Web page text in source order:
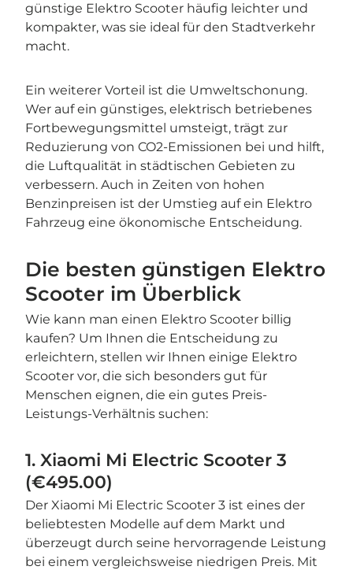
günstige Elektro Scooter häufig leichter und
kompakter, was sie ideal für den Stadtverkehr
macht.
Ein weiterer Vorteil ist die Umweltschonung.
Wer auf ein günstiges, elektrisch betriebenes
Fortbewegungsmittel umsteigt, trägt zur
Reduzierung von CO2-Emissionen bei und hilft,
die Luftqualität in städtischen Gebieten zu
verbessern. Auch in Zeiten von hohen
Benzinpreisen ist der Umstieg auf ein Elektro
Fahrzeug eine ökonomische Entscheidung.
Die besten günstigen Elektro
Scooter im Überblick
Wie kann man einen Elektro Scooter billig
kaufen? Um Ihnen die Entscheidung zu
erleichtern, stellen wir Ihnen einige Elektro
Scooter vor, die sich besonders gut für
Menschen eignen, die ein gutes Preis-
Leistungs-Verhältnis suchen:
1. Xiaomi Mi Electric Scooter 3
(€495.00)
Der Xiaomi Mi Electric Scooter 3 ist eines der
beliebtesten Modelle auf dem Markt und
überzeugt durch seine hervorragende Leistung
bei einem vergleichsweise niedrigen Preis. Mit